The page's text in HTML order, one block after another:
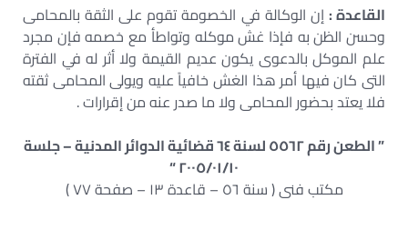
القاعدة :إن الوكالة في الخصومة تقوم على الثقة بالمحامى
وحسن الظن به فإذا غش موكله وتواطأ مع خصمه فإن مجرد
علم الموكل بالدعوى يكون عديم القيمة ولا أثر له في الفترة
التى كان فيها أمر هذا الغش خافياً عليه ويولى المحامى ثقته
فلا يعتد بحضور المحامى ولا ما صدر عنه من إقرارات .
” الطعن رقم ٥٥٦٢ لسنة ٦٤ قضائية الدوائر المدنية – جلسة
٢٠٠٥/٠١/١٠ “
مكتب فنى ( سنة ٥٦ – قاعدة ١٣ – صفحة ٧٧ )